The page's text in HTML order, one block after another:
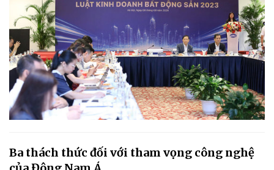
Ba thách thức đối với tham vọng công nghệ